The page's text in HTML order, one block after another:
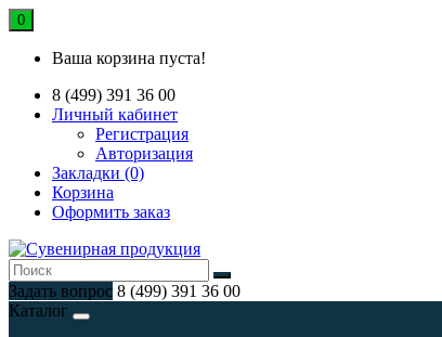
0
Ваша корзина пуста!
8 (499) 391 36 00
Личный кабинет
Регистрация
Авторизация
Закладки (0)
Корзина
Оформить заказ
Задать вопрос 8 (499) 391 36 00
Каталог